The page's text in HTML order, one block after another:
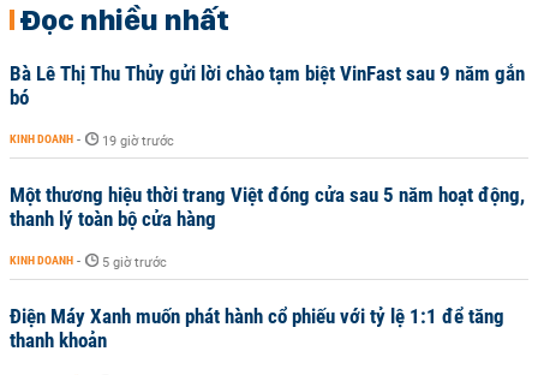
Đọc nhiều nhất
Bà Lê Thị Thu Thủy gửi lời chào tạm biệt VinFast sau 9 năm gắn
bó
KINH DOANH - 19 giờ trước
Một thương hiệu thời trang Việt đóng cửa sau 5 năm hoạt động,
thanh lý toàn bộ cửa hàng
KINH DOANH - 5 giờ trước
Điện Máy Xanh muốn phát hành cổ phiếu với tỷ lệ 1:1 để tăng
thanh khoản